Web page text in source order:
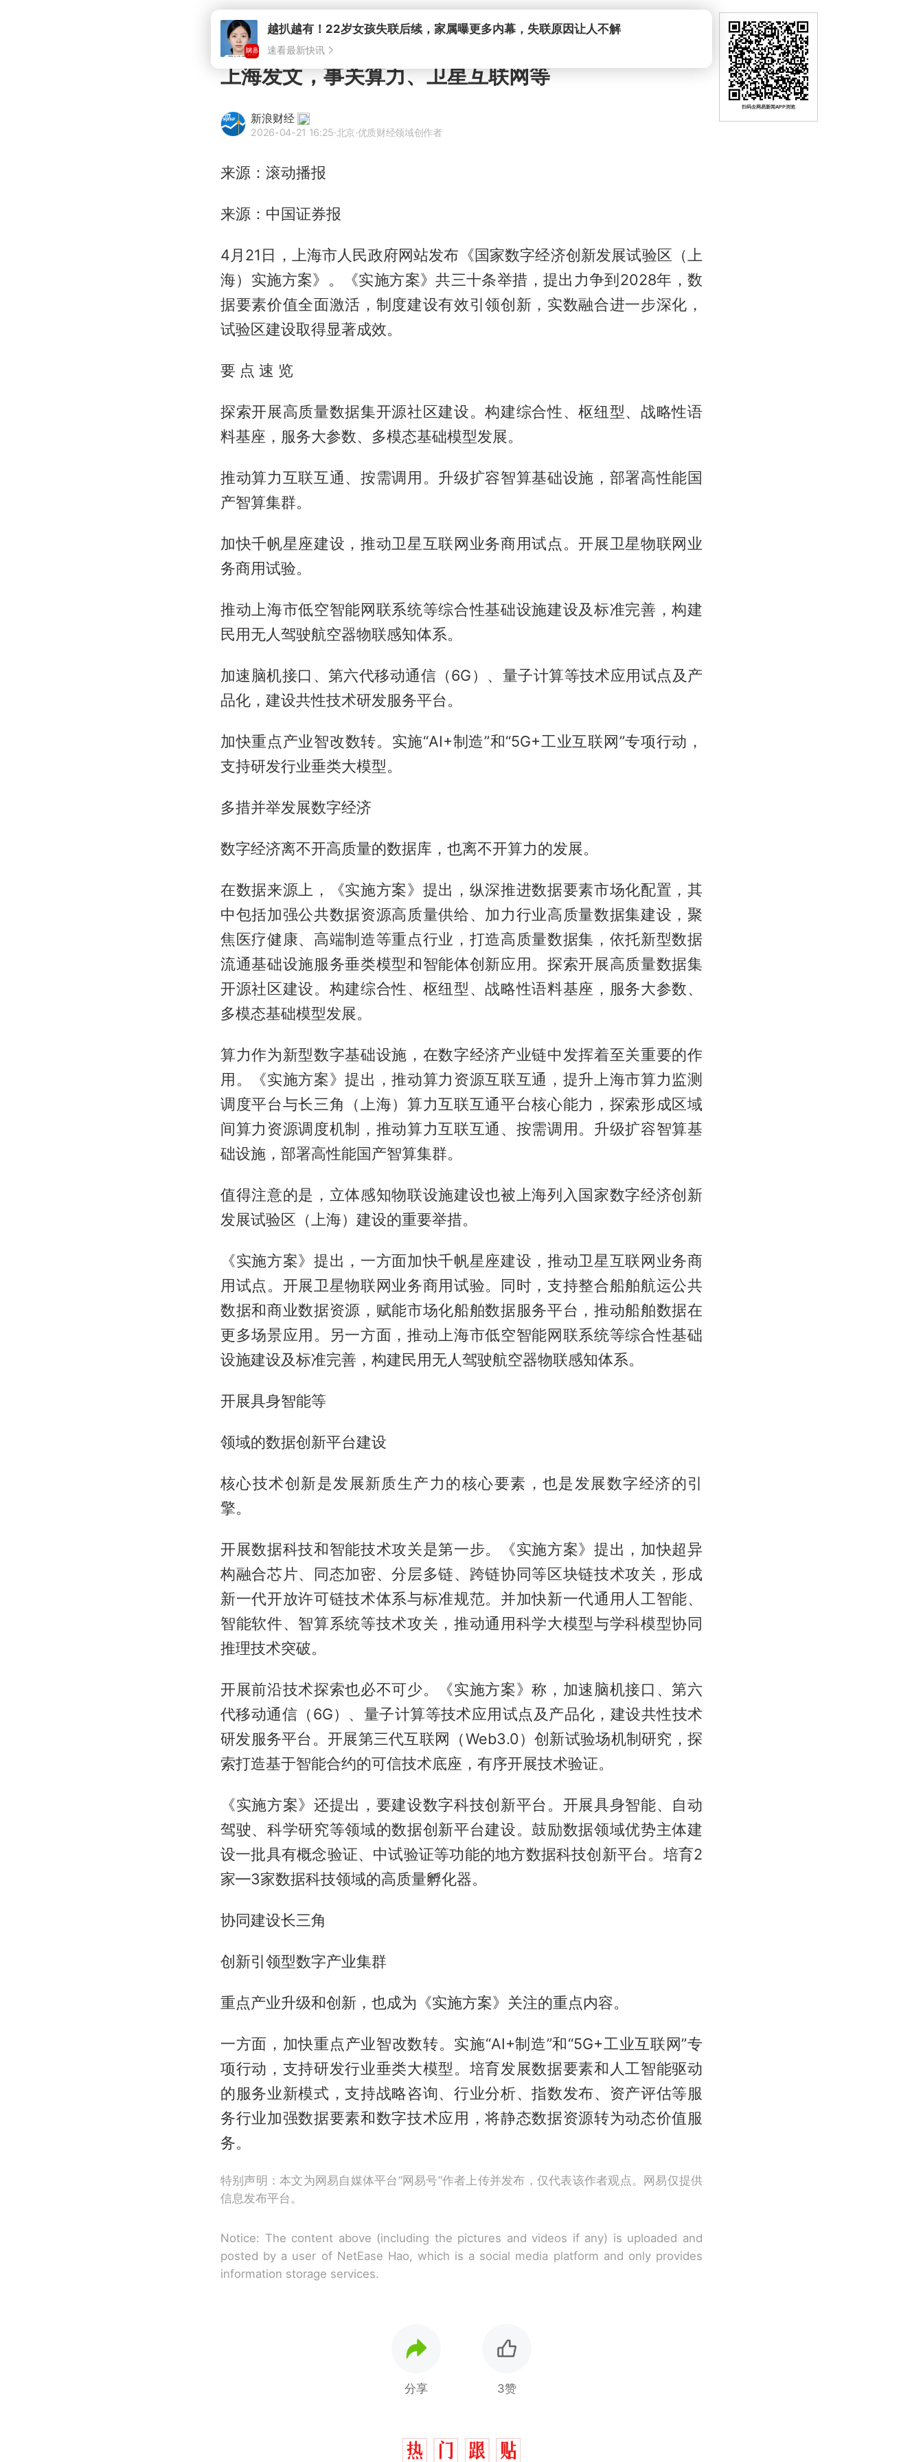
越扒越有！22岁女孩失联后续，家属曝更多内幕，失联原因让人不解
速看最新快讯
上海发文，事关算力、卫星互联网等
新浪财经
2026-04-21 16:25·北京·优质财经领域创作者
来源：滚动播报
来源：中国证券报
4月21日，上海市人民政府网站发布《国家数字经济创新发展试验区（上
海）实施方案》。《实施方案》共三十条举措，提出力争到2028年，数
据要素价值全面激活，制度建设有效引领创新，实数融合进一步深化，
试验区建设取得显著成效。
要 点 速 览
探索开展高质量数据集开源社区建设。构建综合性、枢纽型、战略性语
料基座，服务大参数、多模态基础模型发展。
推动算力互联互通、按需调用。升级扩容智算基础设施，部署高性能国
产智算集群。
加快千帆星座建设，推动卫星互联网业务商用试点。开展卫星物联网业
务商用试验。
推动上海市低空智能网联系统等综合性基础设施建设及标准完善，构建
民用无人驾驶航空器物联感知体系。
加速脑机接口、第六代移动通信（6G）、量子计算等技术应用试点及产
品化，建设共性技术研发服务平台。
加快重点产业智改数转。实施“AI+制造”和“5G+工业互联网”专项行动，
支持研发行业垂类大模型。
多措并举发展数字经济
数字经济离不开高质量的数据库，也离不开算力的发展。
在数据来源上，《实施方案》提出，纵深推进数据要素市场化配置，其
中包括加强公共数据资源高质量供给、加力行业高质量数据集建设，聚
焦医疗健康、高端制造等重点行业，打造高质量数据集，依托新型数据
流通基础设施服务垂类模型和智能体创新应用。探索开展高质量数据集
开源社区建设。构建综合性、枢纽型、战略性语料基座，服务大参数、
多模态基础模型发展。
算力作为新型数字基础设施，在数字经济产业链中发挥着至关重要的作
用。《实施方案》提出，推动算力资源互联互通，提升上海市算力监测
调度平台与长三角（上海）算力互联互通平台核心能力，探索形成区域
间算力资源调度机制，推动算力互联互通、按需调用。升级扩容智算基
础设施，部署高性能国产智算集群。
值得注意的是，立体感知物联设施建设也被上海列入国家数字经济创新
发展试验区（上海）建设的重要举措。
《实施方案》提出，一方面加快千帆星座建设，推动卫星互联网业务商
用试点。开展卫星物联网业务商用试验。同时，支持整合船舶航运公共
数据和商业数据资源，赋能市场化船舶数据服务平台，推动船舶数据在
更多场景应用。另一方面，推动上海市低空智能网联系统等综合性基础
设施建设及标准完善，构建民用无人驾驶航空器物联感知体系。
开展具身智能等
领域的数据创新平台建设
核心技术创新是发展新质生产力的核心要素，也是发展数字经济的引
擎。
开展数据科技和智能技术攻关是第一步。《实施方案》提出，加快超异
构融合芯片、同态加密、分层多链、跨链协同等区块链技术攻关，形成
新一代开放许可链技术体系与标准规范。并加快新一代通用人工智能、
智能软件、智算系统等技术攻关，推动通用科学大模型与学科模型协同
推理技术突破。
开展前沿技术探索也必不可少。《实施方案》称，加速脑机接口、第六
代移动通信（6G）、量子计算等技术应用试点及产品化，建设共性技术
研发服务平台。开展第三代互联网（Web3.0）创新试验场机制研究，探
索打造基于智能合约的可信技术底座，有序开展技术验证。
《实施方案》还提出，要建设数字科技创新平台。开展具身智能、自动
驾驶、科学研究等领域的数据创新平台建设。鼓励数据领域优势主体建
设一批具有概念验证、中试验证等功能的地方数据科技创新平台。培育2
家—3家数据科技领域的高质量孵化器。
协同建设长三角
创新引领型数字产业集群
重点产业升级和创新，也成为《实施方案》关注的重点内容。
一方面，加快重点产业智改数转。实施“AI+制造”和“5G+工业互联网”专
项行动，支持研发行业垂类大模型。培育发展数据要素和人工智能驱动
的服务业新模式，支持战略咨询、行业分析、指数发布、资产评估等服
务行业加强数据要素和数字技术应用，将静态数据资源转为动态价值服
务。
特别声明：本文为网易自媒体平台“网易号”作者上传并发布，仅代表该作者观点。网易仅提供
信息发布平台。
Notice: The content above (including the pictures and videos if any) is uploaded and
posted by a user of NetEase Hao, which is a social media platform and only provides
information storage services.
分享 3赞
扫码去网易新闻APP浏览